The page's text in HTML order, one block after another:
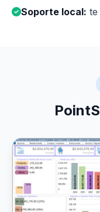
Soporte local: te